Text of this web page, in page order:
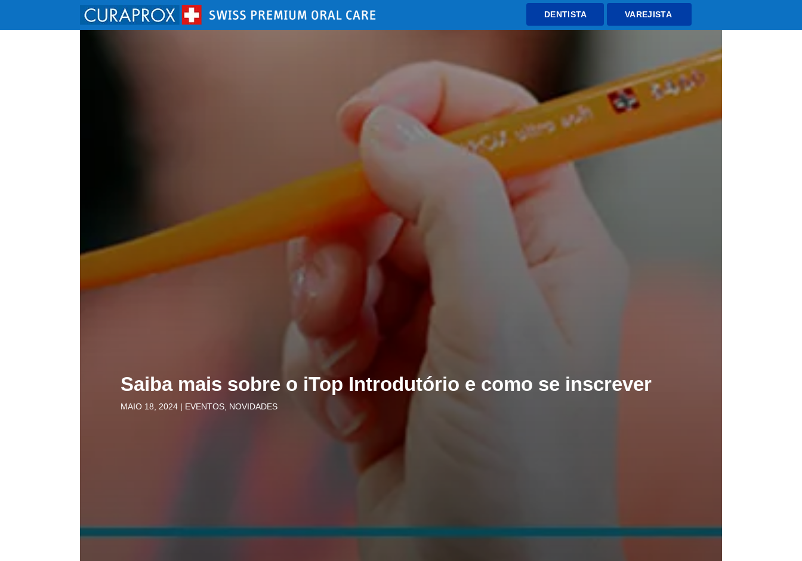
Blog Contato
DENTISTA VAREJISTA
Saiba mais sobre o iTop Introdutório e como se inscrever
MAIO 18, 2024| EVENTOS, NOVIDADES